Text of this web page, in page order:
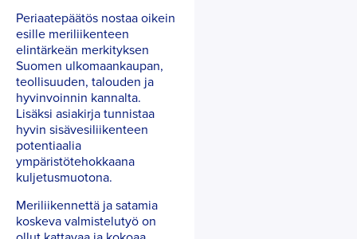
Periaatepäätös nostaa oikein
esille meriliikenteen
elintärkeän merkityksen
Suomen ulkomaankaupan,
teollisuuden, talouden ja
hyvinvoinnin kannalta.
Lisäksi asiakirja tunnistaa
hyvin sisävesiliikenteen
potentiaalia
ympäristötehokkaana
kuljetusmuotona.
Meriliikennettä ja satamia
koskeva valmistelutyö on